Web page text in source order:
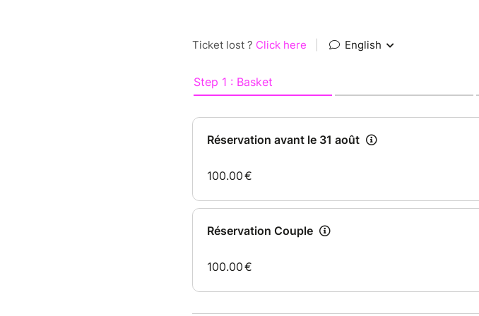
Ticket lost ? Click here English
Step 1 : Basket
Réservation avant le 31 août
100.00€
Réservation Couple
100.00€